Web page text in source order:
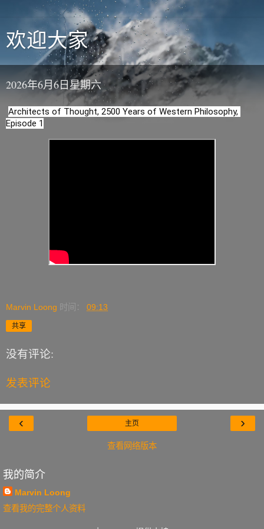
欢迎大家
2026年6月6日星期六
Architects of Thought, 2500 Years of Western Philosophy,
Episode 1
Marvin Loong 时间： 09:13
共享
没有评论:
发表评论
‹ ›
主页
查看网络版本
我的简介
Marvin Loong
查看我的完整个人资料